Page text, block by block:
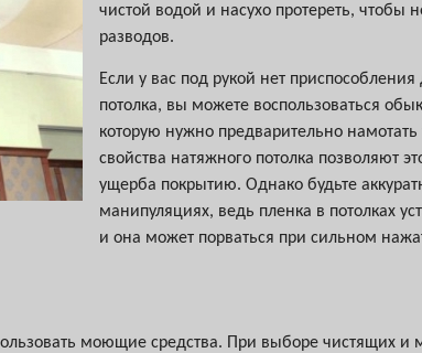
чистой водой и насухо протереть, чтобы
разводов.
Если у вас под рукой нет
потолка, вы можете воспользоваться
которую нужно предварительно
свойства натяжного потолка позволяют
ущерба покрытию. Однако будьте
манипуляциях, ведь пленка в потолках
и она может порваться при сильном
моющие средства. При выборе чистящих